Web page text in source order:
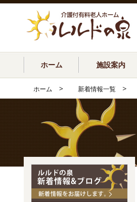
ホーム 施設案内
ホーム > 新着情報一覧 >